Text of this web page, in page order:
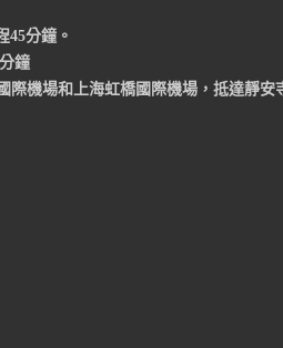
45分鐘。
鐘
際機場和上海虹橋國際機場，抵達靜安